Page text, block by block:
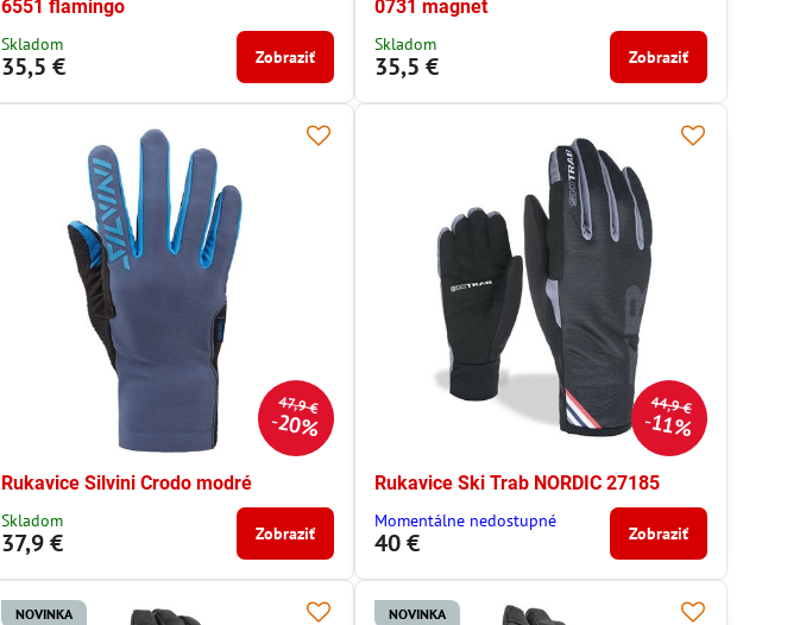
6551 flamingo
Skladom
35,5 € Zobraziť
0731 magnet
Skladom
35,5 € Zobraziť
47,9 €
20%
Rukavice Silvini Crodo modré
Skladom
37,9 € Zobraziť
44,9 €
11%
Rukavice Ski Trab NORDIC 27185
Momentálne nedostupné
40 € Zobraziť
NOVINKA NOVINKA